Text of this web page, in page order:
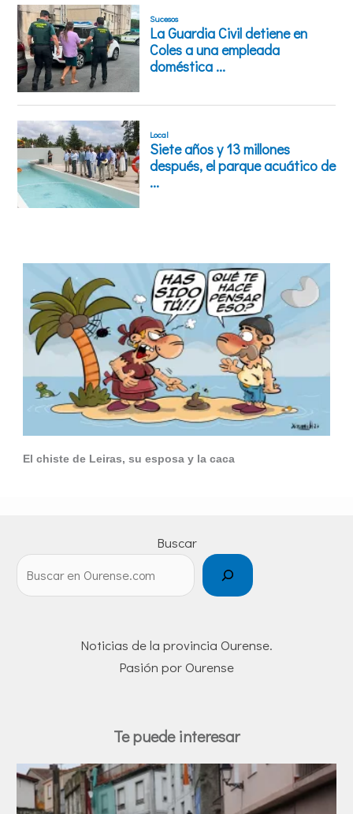
El chiste de Leiras, su esposa y la caca
Buscar
Noticias de la provincia Ourense.
Pasión por Ourense
Te puede interesar